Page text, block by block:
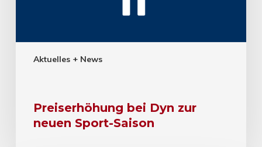
Aktuelles + News
Preiserhöhung bei Dyn zur
neuen Sport-Saison